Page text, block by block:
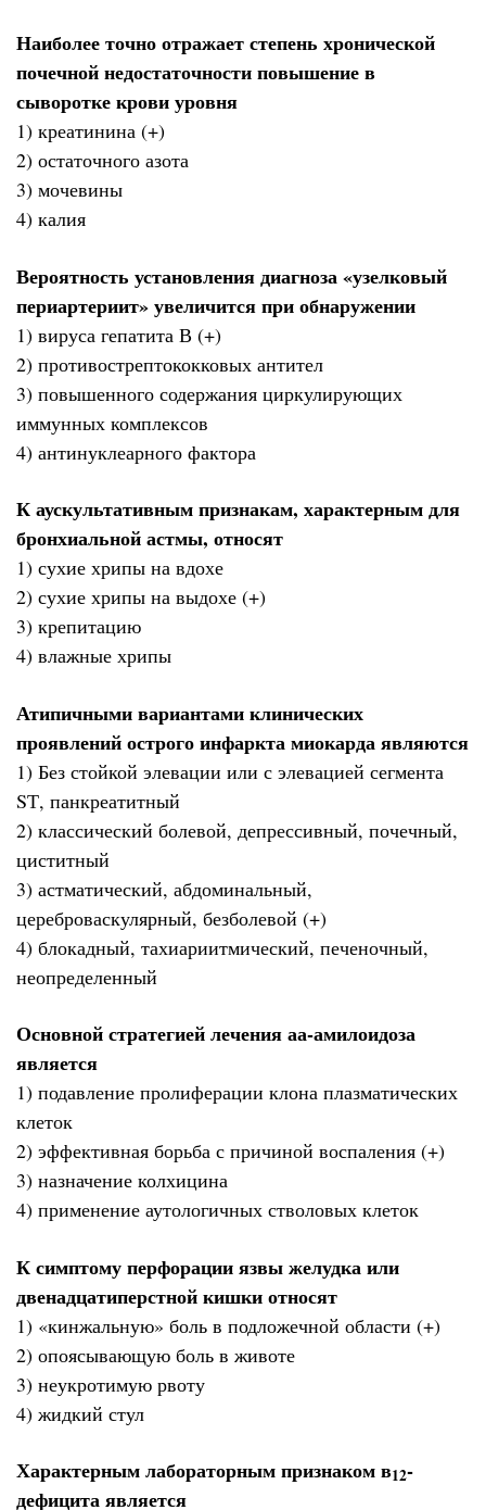
Наиболее точно отражает степень хронической
почечной недостаточности повышение в
сыворотке крови уровня
1) креатинина (+)
2) остаточного азота
3) мочевины
4) калия
Вероятность установления диагноза «узелковый
периартериит» увеличится при обнаружении
1) вируса гепатита В (+)
2) противострептококковых антител
3) повышенного содержания циркулирующих
иммунных комплексов
4) антинуклеарного фактора
К аускультативным признакам, характерным для
бронхиальной астмы, относят
1) сухие хрипы на вдохе
2) сухие хрипы на выдохе (+)
3) крепитацию
4) влажные хрипы
Атипичными вариантами клинических
проявлений острого инфаркта миокарда являются
1) Без стойкой элевации или с элевацией сегмента
SТ, панкреатитный
2) классический болевой, депрессивный, почечный,
циститный
3) астматический, абдоминальный,
цереброваскулярный, безболевой (+)
4) блокадный, тахиариитмический, печеночный,
неопределенный
Основной стратегией лечения аа-амилоидоза
является
1) подавление пролиферации клона плазматических
клеток
2) эффективная борьба с причиной воспаления (+)
3) назначение колхицина
4) применение аутологичных стволовых клеток
К симптому перфорации язвы желудка или
двенадцатиперстной кишки относят
1) «кинжальную» боль в подложечной области (+)
2) опоясывающую боль в животе
3) неукротимую рвоту
4) жидкий стул
Характерным лабораторным признаком в12-
дефицита является